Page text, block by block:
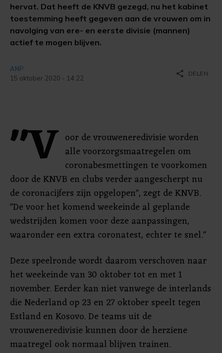
hervat. Dat heeft de KNVB gezegd, nu het kabinet
toestemming heeft gegeven aan de vrouwen om in
navolging van ere- en eerste divisie (mannen)
actief te mogen blijven.
ANP
15 oktober 2020 - 14:22
share DELEN
"V oor de vrouweneredivisie worden
alle voorzorgsmaatregelen om
coronabesmettingen te voorkomen
door de KNVB en clubs verder aangescherpt nu
de coronacijfers zijn opgelopen", zegt de KNVB.
"De voor het komend weekeinde al geplande
wedstrijden komen voor deze aanpassingen,
waaronder een extra coronatest, echter te snel."
Deze speelronde wordt daarom verschoven naar
het weekeinde van 30 oktober tot en met 1
november. Eerder kan niet vanwege de interlands
die Nederland op 23 en 27 oktober speelt tegen
Estland en Kosovo. De teams uit de
vrouweneredivisie kunnen door de herziene
maatregel ook normaal blijven trainen.